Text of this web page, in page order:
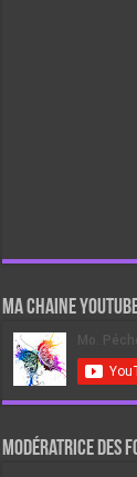
Ma chaine
Modératrice des